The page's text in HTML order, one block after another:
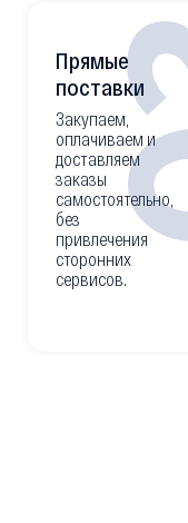
Прямые
поставки
Закупаем,
оплачиваем и
доставляем
заказы
самостоятельно,
без
привлечения
сторонних
сервисов.